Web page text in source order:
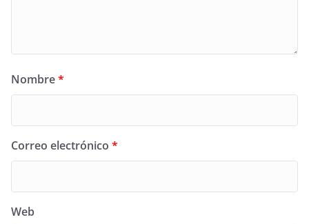
Nombre*
Correo electrónico *
Web